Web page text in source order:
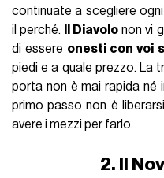
continuate a scegliere
il perché.
Il Diavolo non vi
di essere onesti con voi
piedi e a quale prezzo. La
porta non è mai rapida né
primo passo non è
avere i mezzi per farlo.
2. Il